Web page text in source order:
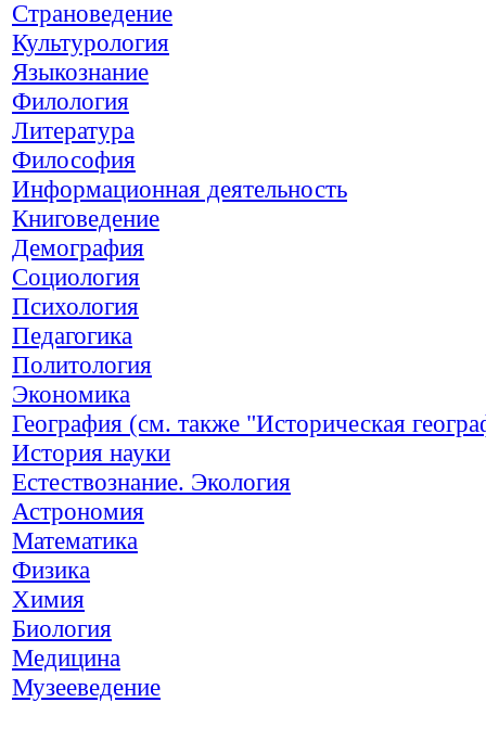
Страноведение
Культурология
Языкознание
Филология
Литература
Философия
Информационная деятельность
Книговедение
Демография
Социология
Психология
Педагогика
Политология
Экономика
География (см. также "Историческая
История науки
Естествознание. Экология
Астрономия
Математика
Физика
Химия
Биология
Медицина
Музееведение